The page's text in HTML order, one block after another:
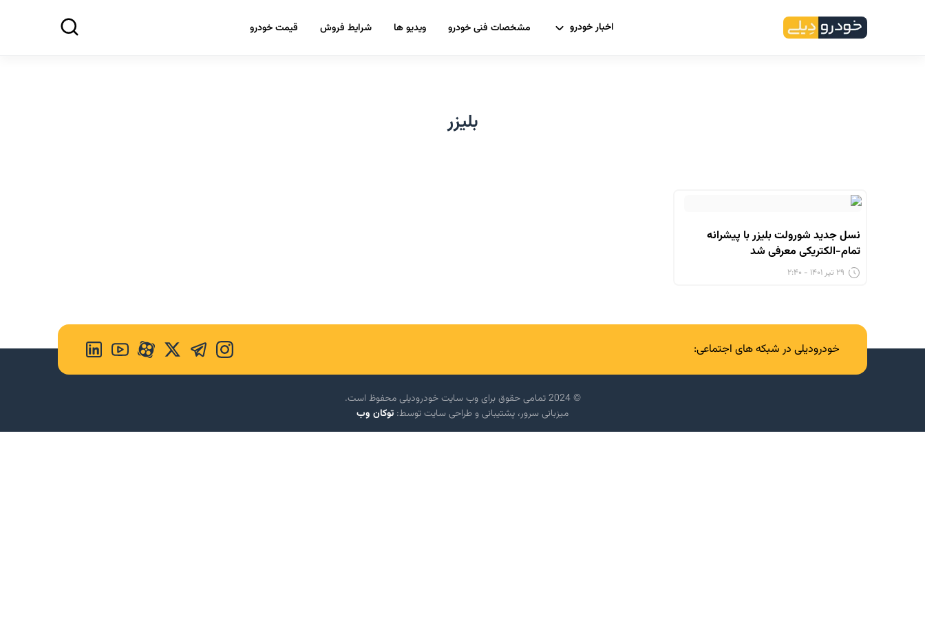
اخبار خودرو مشخصات فنی خودرو ویدیو ها شرایط فروش قیمت خودرو
بلیزر
نسل جدید شورولت بلیزر با پیشرانه
تمام-الکتریکی معرفی شد
۲۹ تیر ۱۴۰۱ - ۲:۴۰
خودرودیلی در شبکه های اجتماعی:
© 2024 تمامی حقوق برای وب سایت خودرودیلی محفوظ است.
میزبانی سرور، پشتیبانی و طراحی سایت توسط: توکان وب